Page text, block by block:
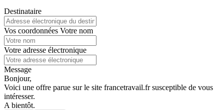
Destinataire
Vos coordonnées Votre nom
Votre adresse électronique
Message
Bonjour,
Voici une offre parue sur le site francetravail.fr susceptible de vous
intéresser.
A bientôt.